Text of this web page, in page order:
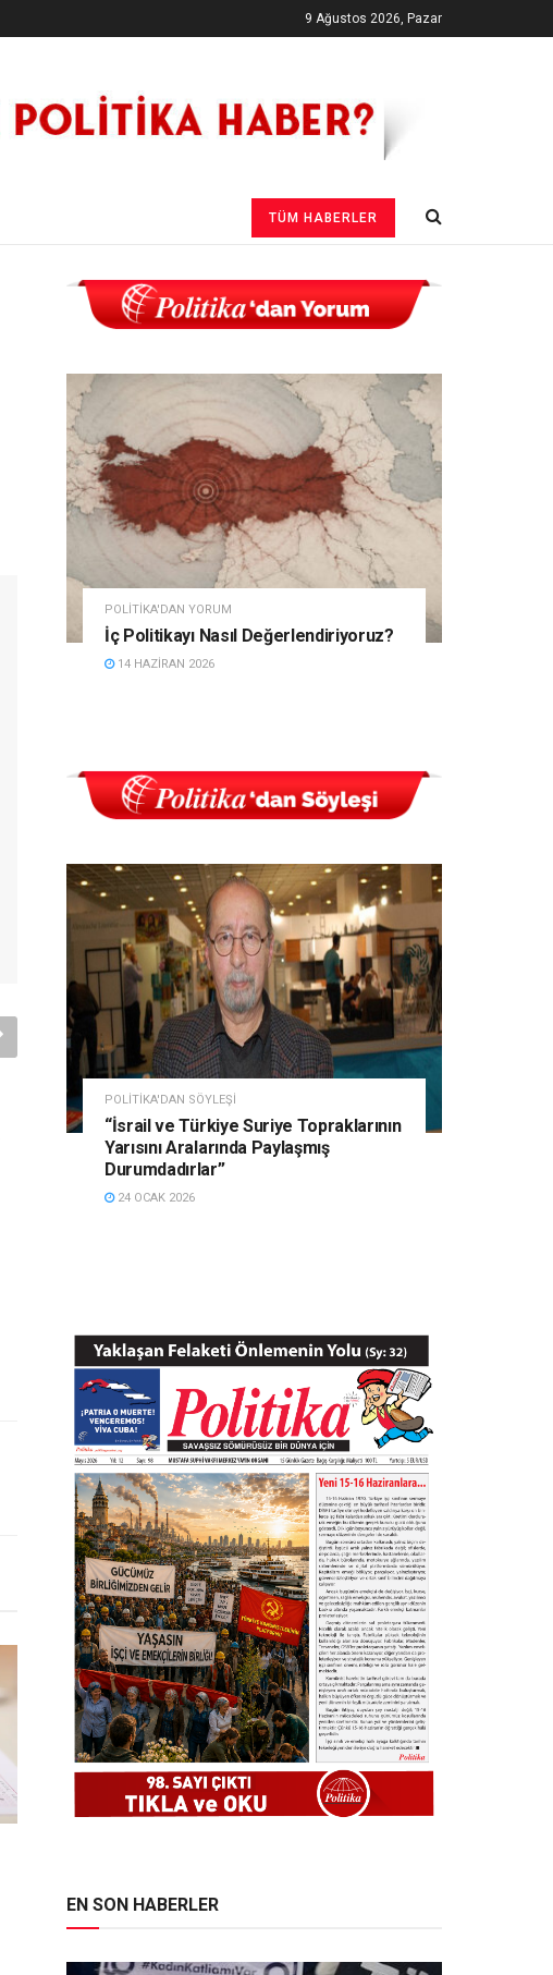
9 Ağustos 2026, Pazar
TÜM HABERLER
POLITIKA'DAN YORUM
İç Politikayı Nasıl Değerlendiriyoruz?
14 HAZIRAN 2026
POLITIKA'DAN SÖYLEŞI
“İsrail ve Türkiye Suriye Topraklarının
Yarısını Aralarında Paylaşmış
Durumdadırlar”
24 OCAK 2026
EN SON HABERLER